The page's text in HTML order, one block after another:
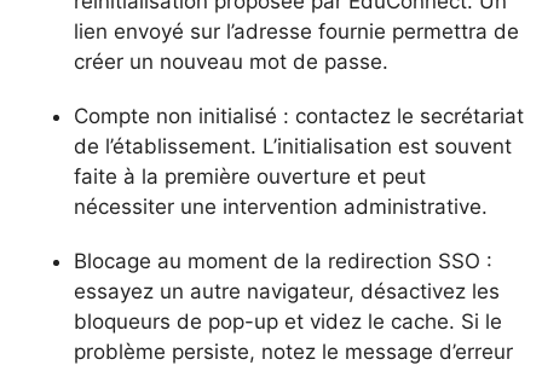
lien envoyé sur l’adresse fournie permettra de
créer un nouveau mot de passe.
Compte non initialisé : contactez le secrétariat
de l’établissement. L’initialisation est souvent
faite à la première ouverture et peut
nécessiter une intervention administrative.
Blocage au moment de la redirection SSO :
essayez un autre navigateur, désactivez les
bloqueurs de pop-up et videz le cache. Si le
problème persiste, notez le message d’erreur